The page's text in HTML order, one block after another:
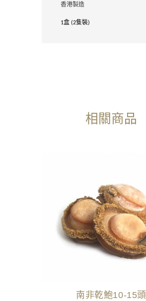
香港製造
1盒 (2隻裝)
相關商品
南非乾鮑10-15頭